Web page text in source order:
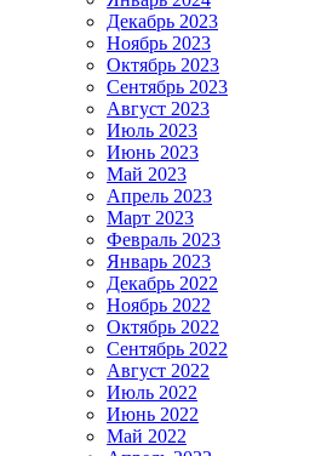
Декабрь 2023
Ноябрь 2023
Октябрь 2023
Сентябрь 2023
Август 2023
Июль 2023
Июнь 2023
Май 2023
Апрель 2023
Март 2023
Февраль 2023
Январь 2023
Декабрь 2022
Ноябрь 2022
Октябрь 2022
Сентябрь 2022
Август 2022
Июль 2022
Июнь 2022
Май 2022